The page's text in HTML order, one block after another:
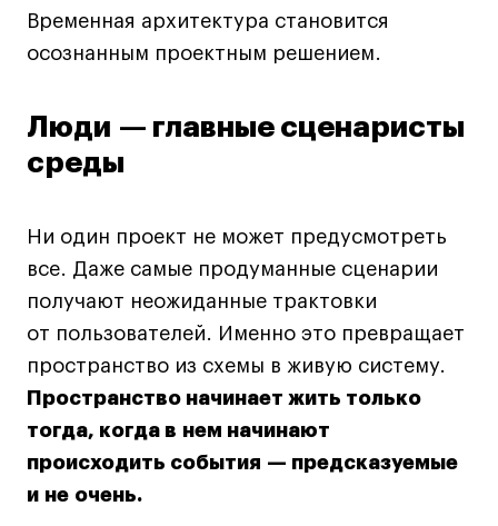
Временная архитектура становится
осознанным проектным решением.
Люди — главные сценаристы
среды
Ни один проект не может предусмотреть
все. Даже самые продуманные сценарии
получают неожиданные трактовки
от пользователей. Именно это превращает
пространство из схемы в живую систему.
Пространство начинает жить только
тогда, когда в нем начинают
происходить события — предсказуемые
и не очень.